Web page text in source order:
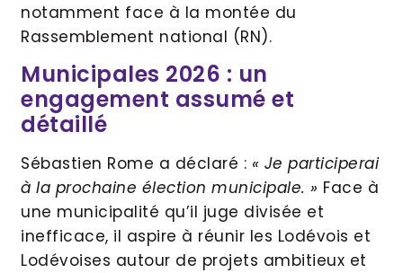
notamment face à la montée du
Rassemblement national (RN).
Municipales 2026 : un
engagement assumé et
détaillé
Sébastien Rome a déclaré : « Je participerai
à la prochaine élection municipale. » Face à
une municipalité qu’il juge divisée et
inefficace, il aspire à réunir les Lodévois et
Lodévoises autour de projets ambitieux et